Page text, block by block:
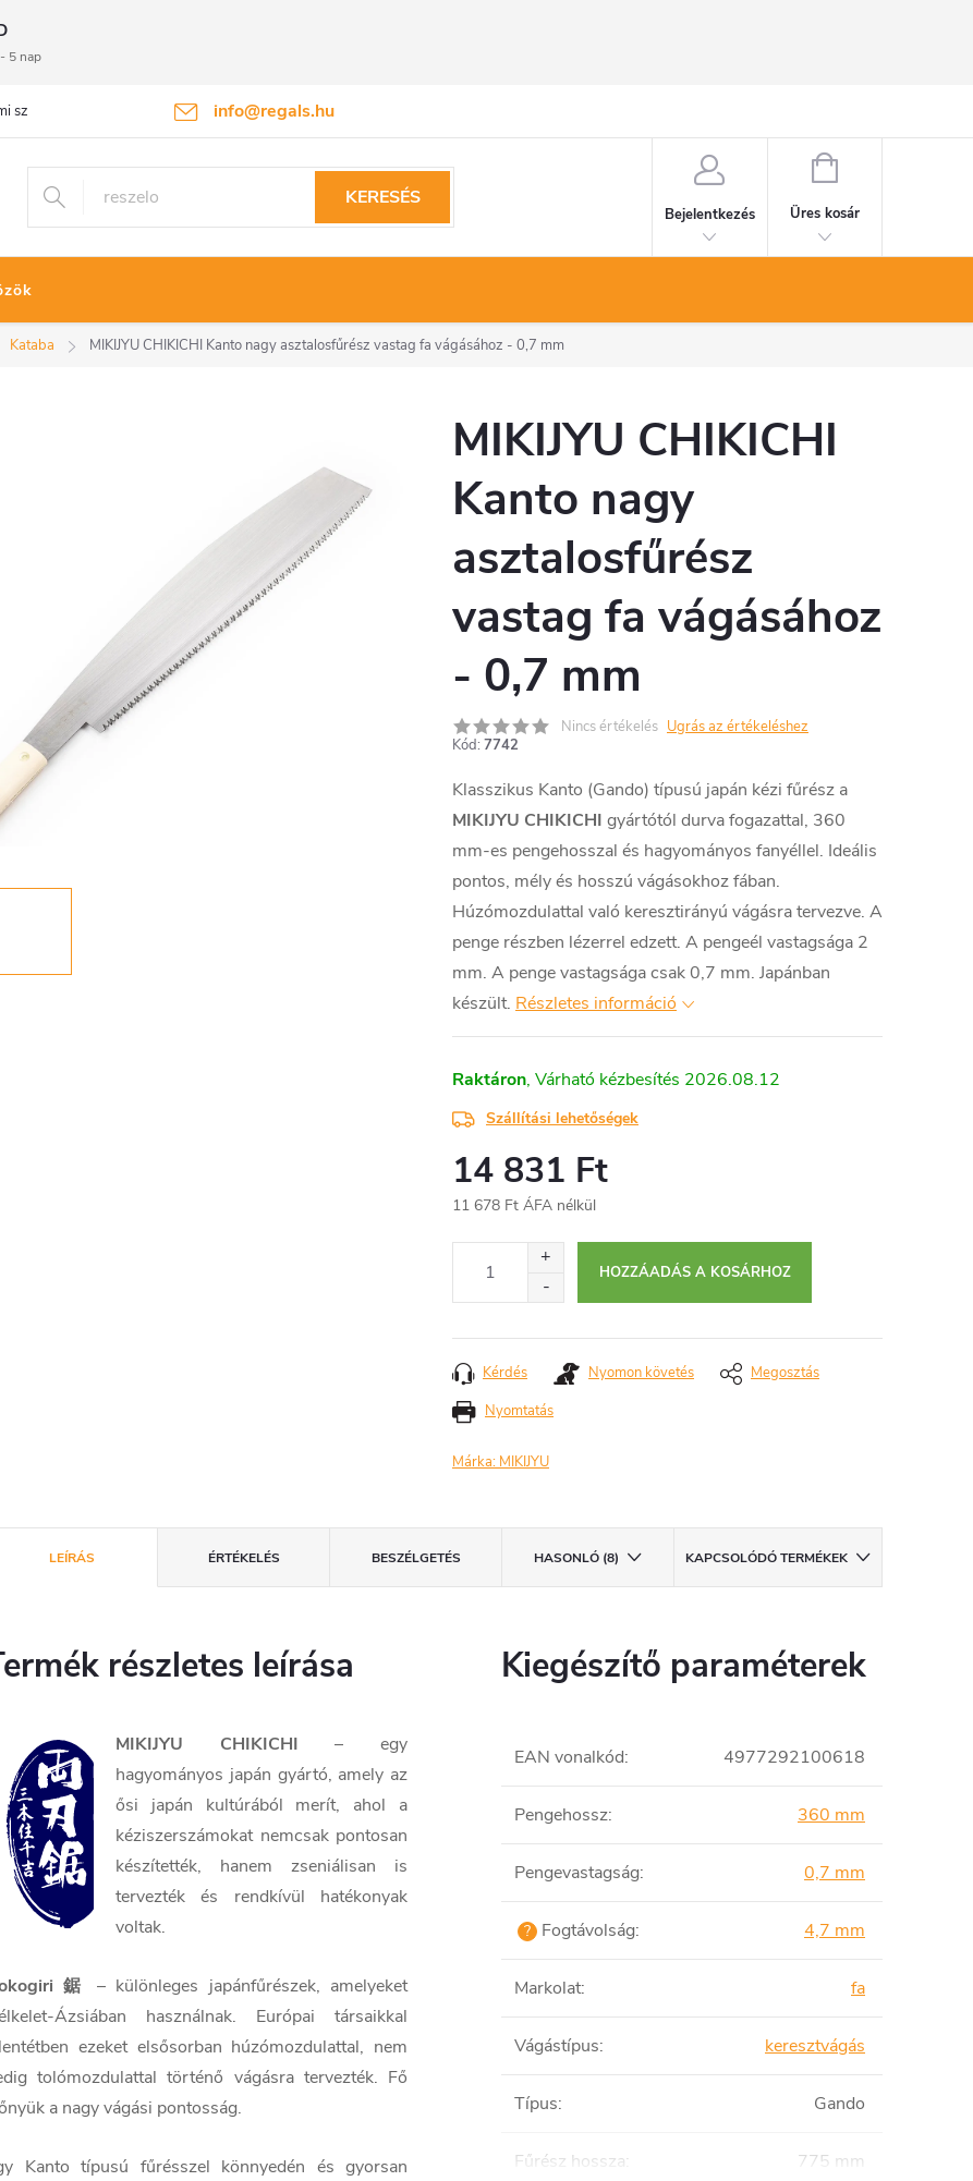
5 nap
info@regals.hu
szabályzat Termékvisszaküldés
KERESÉS
Bejelentkezés
KOSÁR
Üres kosár
Kataba MIKIJYU CHIKICHI Kanto nagy asztalosfűrész vastag fa vágásához - 0,7 mm
MIKIJYU CHIKICHI
Kanto nagy
asztalosfűrész
vastag fa vágásához
- 0,7 mm
Nincs értékelés Ugrás az értékeléshez
Kód: 7742
Klasszikus Kanto (Gando) típusú japán kézi fűrész a
MIKIJYU CHIKICHI gyártótól durva fogazattal, 360
mm-es pengehosszal és hagyományos fanyéllel. Ideális
pontos, mély és hosszú vágásokhoz fában.
Húzómozdulattal való keresztirányú vágásra tervezve. A
penge részben lézerrel edzett. A pengeél vastagsága 2
mm. A penge vastagsága csak 0,7 mm. Japánban
készült. Részletes információ
Raktáron 2026.08.12
Szállítási lehetőségek
14 831 Ft
11 678 Ft ÁFA nélkül
HOZZÁADÁS A KOSÁRHOZ
Nyomtatás
Kérdés Nyomon követés Megosztás
Márka: MIKIJYU
LEÍRÁS ÉRTÉKELÉS BESZÉLGETÉS HASONLÓ (8) KAPCSOLÓDÓ TERMÉKEK
részletes leírása
MIKIJYU CHIKICHI– egy
hagyományos japán gyártó, amely az
ősi japán kultúrából merít, ahol a
kéziszerszámokat nemcsak pontosan
készítették, hanem zseniálisan is
tervezték és rendkívül hatékonyak
voltak.
鋸
– különleges japánfűrészek, amelyeket
Ázsiában használnak. Európai társaikkal
ezeket elsősorban húzómozdulattal, nem
tolómozdulattal történő vágásra tervezték. Fő
a nagy vágási pontosság.
Kanto típusú fűrésszel könnyedén és gyorsan
Kiegészítő paraméterek
EAN vonalkód: 4977292100618
Pengehossz: 360 mm
Pengevastagság: 0,7 mm
? Fogtávolság: 4,7 mm
Markolat: fa
Vágástípus: keresztvágás
Típus: Gando
Fűrész hossza: 775 mm